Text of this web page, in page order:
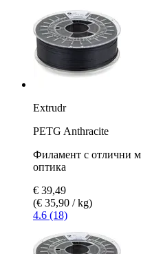
Extrudr
PETG Anthracite
Филамент с отлични
оптика
€ 39,49
(€ 35,90 / kg)
4.6 (18)